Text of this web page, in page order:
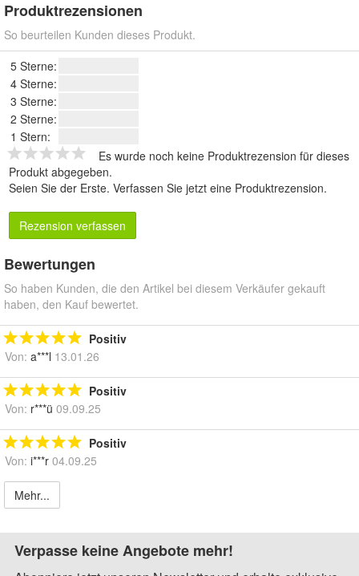
Produktrezensionen
So beurteilen Kunden dieses Produkt.
5 Sterne:
4 Sterne:
3 Sterne:
2 Sterne:
1 Stern:
Es wurde noch keine Produktrezension für dieses
Produkt abgegeben.
Seien Sie der Erste. Verfassen Sie jetzt eine Produktrezension.
Rezension verfassen
Bewertungen
So haben Kunden, die den Artikel bei diesem Verkäufer gekauft
haben, den Kauf bewertet.
Positiv
Von: a***l 13.01.26
Positiv
Von: r***ü 09.09.25
Positiv
Von: i***r 04.09.25
Mehr...
Verpasse keine Angebote mehr!